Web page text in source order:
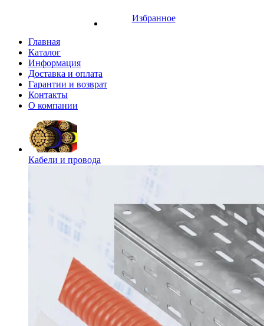
Избранное
Главная
Каталог
Информация
Доставка и оплата
Гарантии и возврат
Контакты
О компании
Кабели и провода